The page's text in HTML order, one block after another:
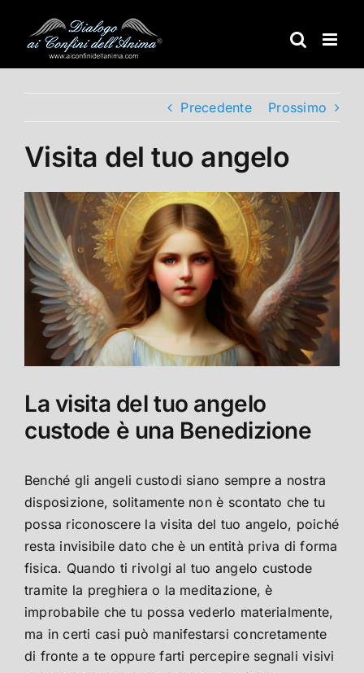
contenuto
Precedente Prossimo
Visita del tuo angelo
La visita del tuo angelo
custode è una Benedizione
Benché gli angeli custodi siano sempre a nostra
disposizione, solitamente non è scontato che tu
possa riconoscere la visita del tuo angelo, poiché
resta invisibile dato che è un entità priva di forma
fisica. Quando ti rivolgi al tuo angelo custode
tramite la preghiera o la meditazione, è
improbabile che tu possa vederlo materialmente,
ma in certi casi può manifestarsi concretamente
di fronte a te oppure farti percepire segnali visivi